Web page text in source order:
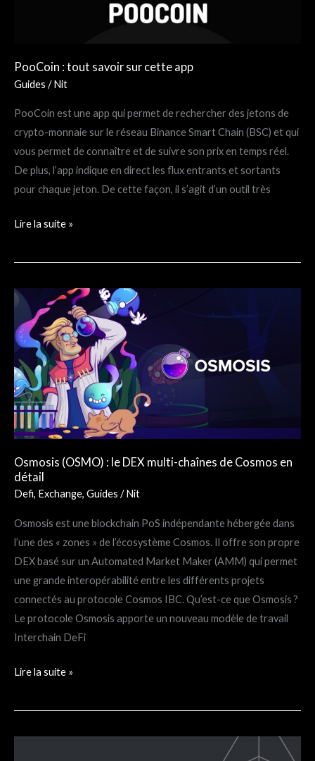
PooCoin : tout savoir sur cette app
Guides /Nit
PooCoin est une app qui permet de rechercher des jetons de
crypto-monnaie sur le réseau Binance Smart Chain (BSC) et qui
vous permet de connaître et de suivre son prix en temps réel.
De plus, l’app indique en direct les flux entrants et sortants
pour chaque jeton. De cette façon, il s’agit d’un outil très
Lire la suite »
Osmosis (OSMO) : le DEX multi-chaînes de Cosmos en
détail
Defi, Exchange, Guides /Nit
Osmosis est une blockchain PoS indépendante hébergée dans
l’une des « zones » de l’écosystème Cosmos. Il offre son propre
DEX basé sur un Automated Market Maker (AMM) qui permet
une grande interopérabilité entre les différents projets
connectés au protocole Cosmos IBC. Qu’est-ce que Osmosis ?
Le protocole Osmosis apporte un nouveau modèle de travail
Interchain DeFi
Osmosis
(OSMO)
:
le
DEX
multi-
chaînes
de
en
détail
Lire la suite »